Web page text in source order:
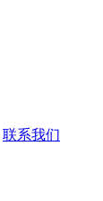
联系我们